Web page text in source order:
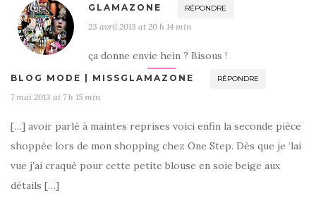
GLAMAZONE RÉPONDRE
23 avril 2013 at 20 h 14 min
ça donne envie hein ? Bisous !
BLOG MODE | MISSGLAMAZONE RÉPONDRE
7 mai 2013 at 7 h 15 min
[…] avoir parlé à maintes reprises voici enfin la seconde pièce
shoppée lors de mon shopping chez One Step. Dès que je ‘lai
vue j’ai craqué pour cette petite blouse en soie beige aux
détails […]